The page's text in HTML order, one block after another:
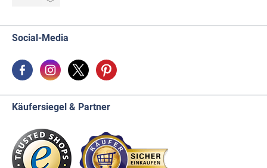
Social-Media
Käufersiegel & Partner